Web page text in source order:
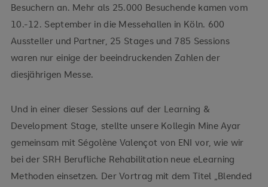
Besuchern an. Mehr als 25.000 Besuchende kamen vom
10.-12. September in die Messehallen in Köln. 600
Aussteller und Partner, 25 Stages und 785 Sessions
waren nur einige der beeindruckenden Zahlen der
diesjährigen Messe.
Und in einer dieser Sessions auf der Learning &
Development Stage, stellte unsere Kollegin Mine Ayar
gemeinsam mit Ségolène Valençot von ENI vor, wie wir
bei der SRH Berufliche Rehabilitation neue eLearning
Methoden einsetzen. Der Vortrag mit dem Titel „Blended